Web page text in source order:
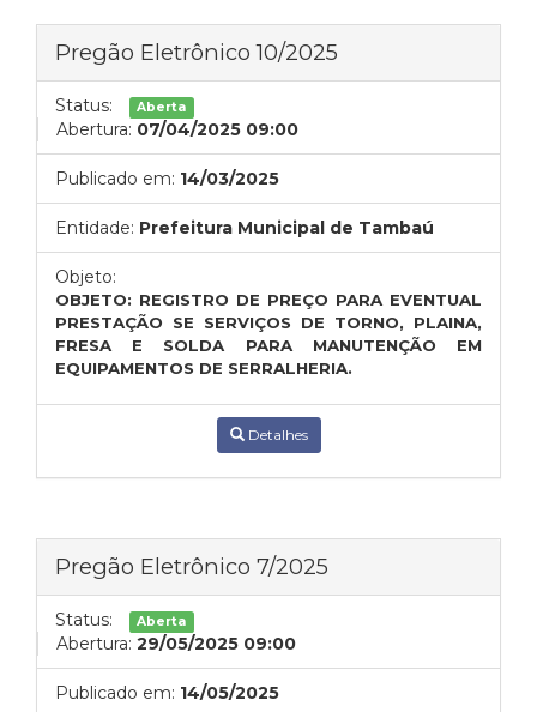
Pregão Eletrônico 10/2025
Status: Aberta
Abertura: 07/04/2025 09:00
Publicado em: 14/03/2025
Entidade: Prefeitura Municipal de Tambaú
Objeto:
OBJETO: REGISTRO DE PREÇO PARA EVENTUAL
PRESTAÇÃO SE SERVIÇOS DE TORNO, PLAINA,
FRESA E SOLDA PARA MANUTENÇÃO EM
EQUIPAMENTOS DE SERRALHERIA.
Detalhes
Pregão Eletrônico 7/2025
Status: Aberta
Abertura: 29/05/2025 09:00
Publicado em: 14/05/2025